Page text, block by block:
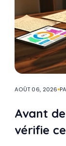
AOÛT 06, 2026
Avant
vérifie